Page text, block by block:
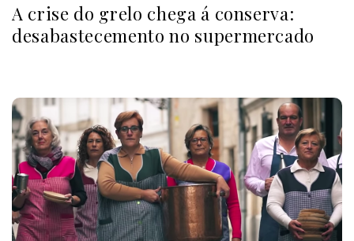
A crise do grelo chega á conserva:
desabastecemento no supermercado